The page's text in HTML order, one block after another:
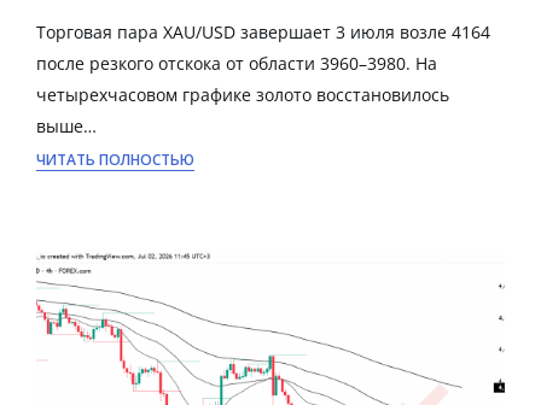
Торговая пара XAU/USD завершает 3 июля возле 4164
после резкого отскока от области 3960–3980. На
четырехчасовом графике золото восстановилось
выше…
ЧИТАТЬ ПОЛНОСТЬЮ